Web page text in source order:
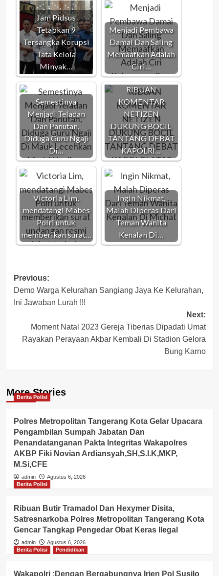
Jam Pidsus
Tetapkan 9
Tersangka Korupsi
Tata Kelola
Minyak…
Menjadi Pembawa
Damai Dan Saling
Memaafkan Adalah
Ciri…
Semestinya
Menjadi Teladan
Dan Panutan,
Diduga Guru Ngaji
Di…
RIBUAN
KOMENTAR
NETIZEN
DUKUNG BOCIL
TANTANG DEBAT
KAPOLRI…
Victoria Lim,
mendatangi Mabes
Polri untuk
memberikan surat…
Ingin Nikmat,
Malah Diperas Dari
Teman Wanita
Kenalan Di…
Post
navigation
Previous:
Demo Warga Kelurahan Sangiang Jaya Ke Kelurahan,
Ini Jawaban Lurah !!!
Next:
Moment Natal 2023 Gereja Tiberias Dipadati Umat
Rayakan Perayaan Akbar Kembali Di Stadion Gelora
Bung Karno
More Stories
Berita Polisi
Polres Metropolitan Tangerang Kota Gelar Upacara
Pengambilan Sumpah Jabatan Dan
Penandatanganan Pakta Integritas Wakapolres
AKBP Fiki Novian Ardiansyah,SH,S.I.K,MKP,
M.Si,CFE
admin
Agustus 6, 2026
Berita Polisi
Ribuan Butir Tramadol Dan Hexymer Disita,
Satresnarkoba Polres Metropolitan Tangerang Kota
Gencar Tangkap Pengedar Obat Keras Ilegal
admin
Agustus 6, 2026
Berita Polisi
Pendidikan
Wakapolri :Dengan Bergabungnya Irjen Pol Susilo